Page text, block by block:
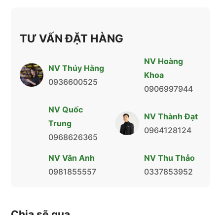
TƯ VẤN ĐẶT HÀNG
NV Thúy Hằng
0936600525
NV Hoàng
Khoa
0906997944
NV Quốc
Trung
0968626365
NV Thành Đạt
0964128124
NV Vân Anh
0981855557
NV Thu Thảo
0337853952